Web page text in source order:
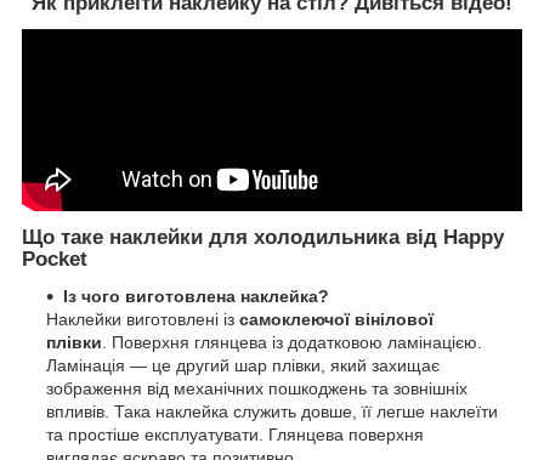
Що таке наклейки для холодильника від Happy
Pocket
Із чого виготовлена наклейка?
Наклейки виготовлені із самоклеючої вінілової
плівки . Поверхня глянцева із додатковою ламінацією.
Ламінація — це другий шар плівки, який захищає
зображення від механічних пошкоджень та зовнішніх
впливів. Така наклейка служить довше, її легше наклеїти
та простіше експлуатувати. Глянцева поверхня